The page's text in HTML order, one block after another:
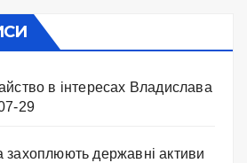
в інтересах Владислава
29
державні активи